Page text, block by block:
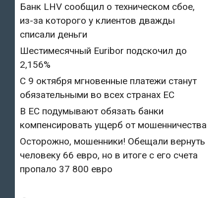
Банк LHV сообщил о техническом сбое,
из-за которого у клиентов дважды
списали деньги
Шестимесячный Euribor подскочил до
2,156%
С 9 октября мгновенные платежи станут
обязательными во всех странах ЕС
В ЕС подумывают обязать банки
компенсировать ущерб от мошенничества
Осторожно, мошенники! Обещали вернуть
человеку 66 евро, но в итоге с его счета
пропало 37 800 евро